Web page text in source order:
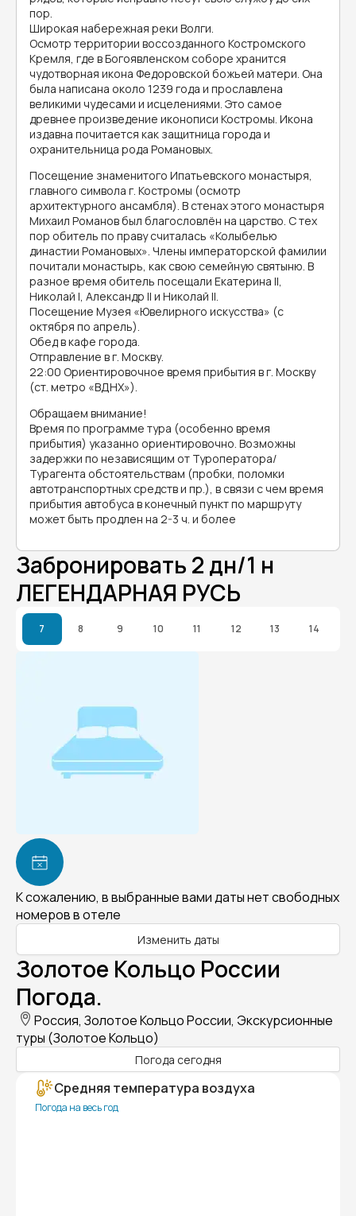
пор.
Широкая набережная реки Волги.
Осмотр территории воссозданного Костромского
Кремля, где в Богоявленском соборе хранится
чудотворная икона Федоровской божьей матери. Она
была написана около 1239 года и прославлена
великими чудесами и исцелениями. Это самое
древнее произведение иконописи Костромы. Икона
издавна почитается как защитница города и
охранительница рода Романовых.
Посещение знаменитого Ипатьевского монастыря,
главного символа г. Костромы (осмотр
архитектурного ансамбля). В стенах этого монастыря
Михаил Романов был благословлён на царство. С тех
пор обитель по праву считалась «Колыбелью
династии Романовых». Члены императорской фамилии
почитали монастырь, как свою семейную святыню. В
разное время обитель посещали Екатерина II,
Николай I, Александр II и Николай II.
Посещение Музея «Ювелирного искусства» (с
октября по апрель).
Обед в кафе города.
Отправление в г. Москву.
22:00 Ориентировочное время прибытия в г. Москву
(ст. метро «ВДНХ»).
Обращаем внимание!
Время по программе тура (особенно время
прибытия) указанно ориентировочно. Возможны
задержки по независящим от Туроператора/
Турагента обстоятельствам (пробки, поломки
автотранспортных средств и пр.), в связи с чем время
прибытия автобуса в конечный пункт по маршруту
может быть продлен на 2-3 ч. и более
Забронировать 2 дн/1 н
ЛЕГЕНДАРНАЯ РУСЬ
7 8 9 10 11 12 13 14
К сожалению, в выбранные вами даты нет свободных
номеров в отеле
Изменить даты
Золотое Кольцо России
Погода.
Россия, Золотое Кольцо России, Экскурсионные
туры (Золотое Кольцо)
Погода сегодня
Средняя температура воздуха
Погода на весь год